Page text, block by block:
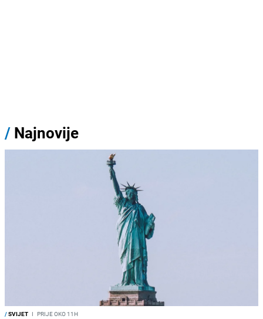
/ Najnovije
/SVIJET I PRIJE OKO 11H